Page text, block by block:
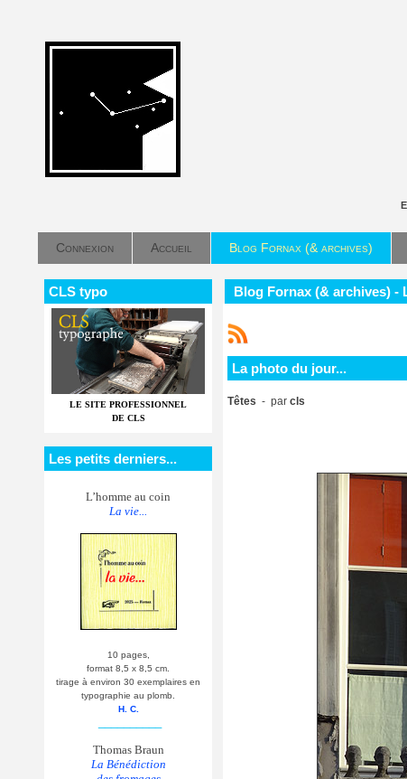
Connexion Accueil Blog Fornax (& archives)
CLS typo
LE SITE PROFESSIONNEL
DE CLS
Les petits derniers...
L’homme au coin
La vie...
10 pages,
format 8,5 x 8,5 cm.
tirage à environ 30 exemplaires en
typographie au plomb.
H. C.
Thomas Braun
La Bénédiction
Blog Fornax (& archives) -
La photo du jour...
Têtes - par cls